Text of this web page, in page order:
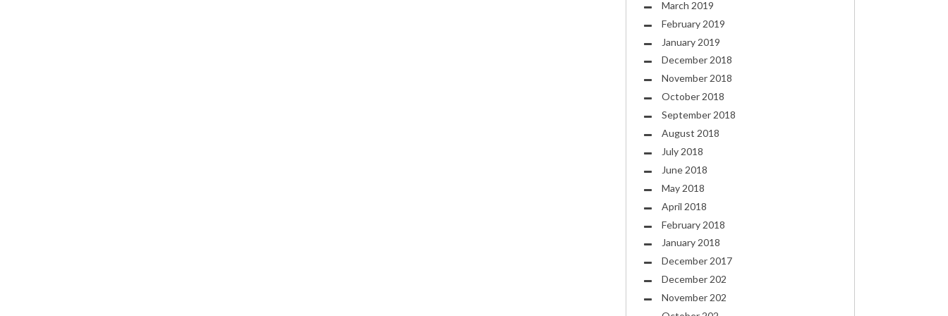
March 2019
February 2019
January 2019
December 2018
November 2018
October 2018
September 2018
August 2018
July 2018
June 2018
May 2018
April 2018
February 2018
January 2018
December 2017
December 202
November 202